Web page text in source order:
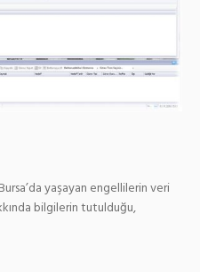
yaşayan engellilerin veri
bilgilerin tutulduğu,